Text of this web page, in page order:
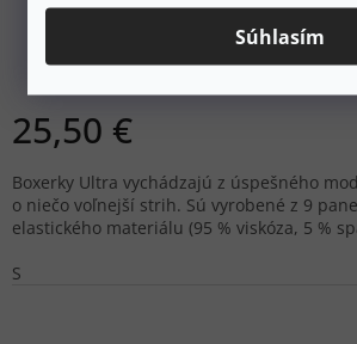
Súhlasím
25,50 €
Boxerky Ultra vychádzajú z úspešného
o niečo voľnejší strih. Sú vyrobené z 9
elastického materiálu (95 % viskóza, 5 %
S